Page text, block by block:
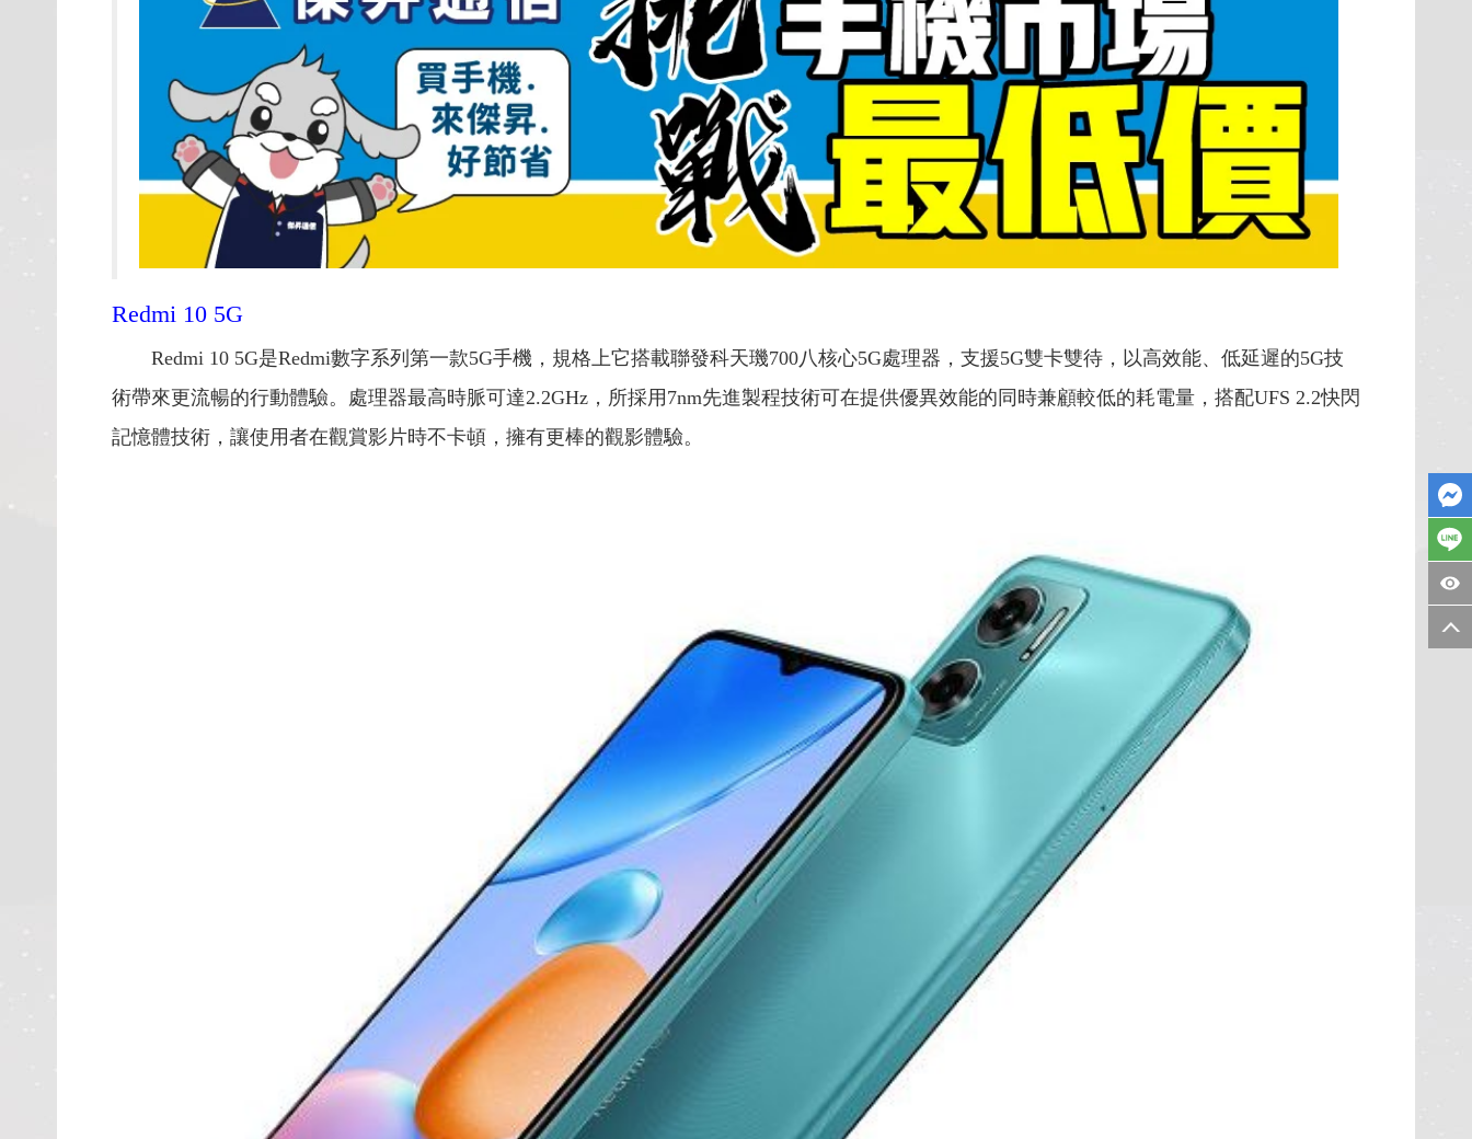
Redmi 10 5G
Redmi 10 5G是Redmi數字系列第一款5G手機，規格上它搭載聯發科天璣700八核心5G處理器，支援5G雙卡雙待，以高效能、低延遲的5G技
術帶來更流暢的行動體驗。處理器最高時脈可達2.2GHz，所採用7nm先進製程技術可在提供優異效能的同時兼顧較低的耗電量，搭配UFS 2.2快閃
記憶體技術，讓使用者在觀賞影片時不卡頓，擁有更棒的觀影體驗。